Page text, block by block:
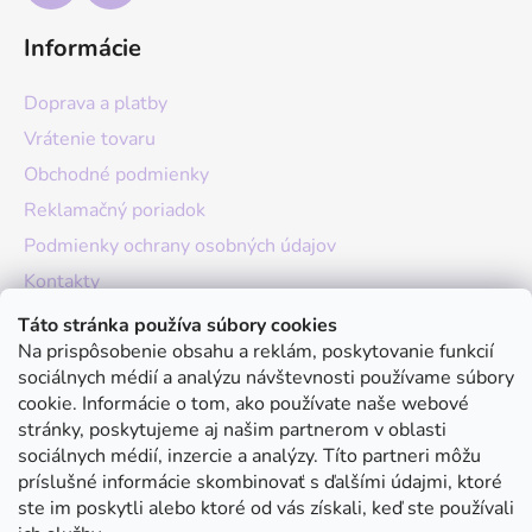
Táto stránka používa súbory cookies
Na prispôsobenie obsahu a reklám, poskytovanie funkcií
sociálnych médií a analýzu návštevnosti používame súbory
cookie. Informácie o tom, ako používate naše webové
stránky, poskytujeme aj našim partnerom v oblasti
sociálnych médií, inzercie a analýzy. Títo partneri môžu
príslušné informácie skombinovať s ďalšími údajmi, ktoré
ste im poskytli alebo ktoré od vás získali, keď ste používali
Informácie
Doprava a platby
Vrátenie tovaru
Obchodné podmienky
Reklamačný poriadok
Podmienky ochrany osobných údajov
Kontakty
O nás
Hodnotenie obchodu
Moja objednávka
Instagram